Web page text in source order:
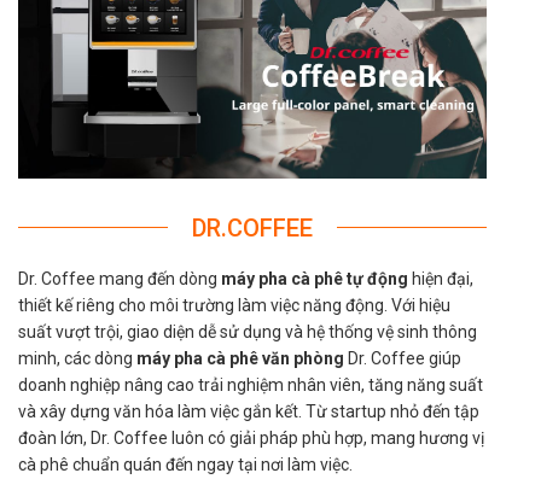
DR.COFFEE
Dr. Coffee mang đến dòng máy pha cà phê tự động hiện đại,
thiết kế riêng cho môi trường làm việc năng động. Với hiệu
suất vượt trội, giao diện dễ sử dụng và hệ thống vệ sinh thông
minh, các dòng máy pha cà phê văn phòng Dr. Coffee giúp
doanh nghiệp nâng cao trải nghiệm nhân viên, tăng năng suất
và xây dựng văn hóa làm việc gắn kết. Từ startup nhỏ đến tập
đoàn lớn, Dr. Coffee luôn có giải pháp phù hợp, mang hương vị
cà phê chuẩn quán đến ngay tại nơi làm việc.